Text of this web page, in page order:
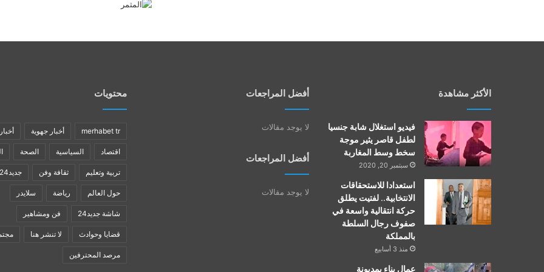
الأكثر مشاهدة
فيديو استغلال شابة جنسيا
لطفل قاصر يثير موجة
سخط وسط المغاربة
سبتمبر 20, 2020
استعدادا للاستحقاقات
الانتخابية.. لفتيت يطلق
حركة انتقالية واسعة في
صفوف رجال السلطة
بالمملكة
منذ 3 أسابيع
عمال بناء بمديونة
أفضل المراجعات
لا يوجد مقالات
أفضل المراجعات
لا يوجد مقالات
محتويات
merhabet tr أخبار جهوية
اقتصاد السياسية الصحة
تربية وتعليم ثقافة وفن جديد24
حول العالم رياضة سلايدر
شاشة جديد24 فن ومشاهير
قضايا وحوادث لا تنشر هنا
مرصد المحترفين